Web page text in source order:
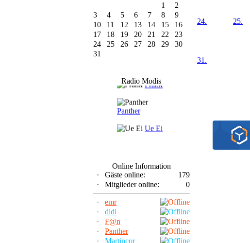
1
2
3
4 5 6 7 8
9
10
11 12 13 14 15
16
17
18 19 20 21 22
23
24
25 26 27 28 29
30
31
Radio Modis
Frank
Panther
Ue Ei
Online Information
·
Gäste online:
179
·
Mitglieder online: 0
·
emr
·
didi
·
F@n
·
Panther
·
Martincor
24. 25.
31.